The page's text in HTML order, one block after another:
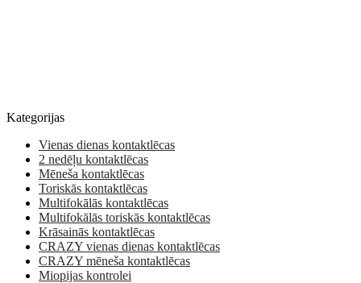
Kategorijas
Vienas dienas kontaktlēcas
2 nedēļu kontaktlēcas
Mēneša kontaktlēcas
Toriskās kontaktlēcas
Multifokālās kontaktlēcas
Multifokālās toriskās kontaktlēcas
Krāsainās kontaktlēcas
CRAZY vienas dienas kontaktlēcas
CRAZY mēneša kontaktlēcas
Miopijas kontrolei